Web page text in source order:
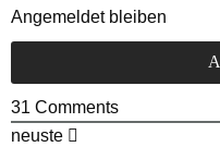
Angemeldet bleiben
31 Comments
neuste